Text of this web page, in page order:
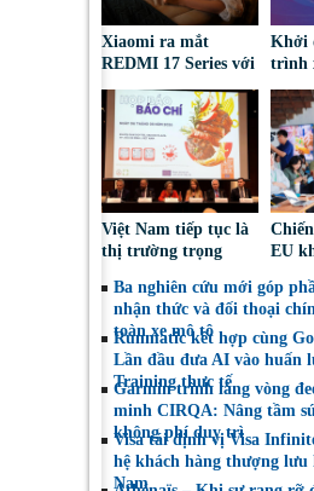
Xiaomi ra mắt
REDMI 17 Series với
kế trẻ trung, giá từ
5,5 triệu đồng
Khởi
trình
năm
Việt Nam tiếp tục là
thị trường trọng
sản, thực phẩm Ba
Lan
EU
người
chọn
Ba nghiên cứu mới góp
nhận thức và đối thoại
toàn xe mô tô
Runmatic kết hợp cùng
Lần đầu đưa AI vào huấn
Training thực tế
Garmin trình làng vòng
minh CIRQA: Nâng tầm
không phí duy trì
Visa tái định vị Visa
hệ khách hàng thượng
Nam